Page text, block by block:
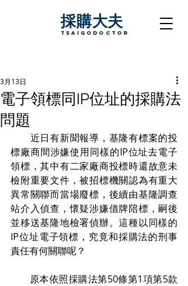
採購大夫
TsaigoDoctor
電子領標同IP位址的採購法
問題
3月13日
近日有新聞報導，基隆有標案的投
標廠商間涉嫌使用同樣的IP位址去電子
領標，其中有二家廠商投標時還故意未
檢附重要文件，被招標機關認為有重大
異常關聯而當場廢標，後續由基隆調查
站介入偵查，懷疑涉嫌借牌陪標，嗣後
並移送基隆地檢署偵辦。這種以同樣的
IP位址電子領標，究竟和採購法的刑事
責任有何關聯呢？
原本依照採購法第50條第1項第5款